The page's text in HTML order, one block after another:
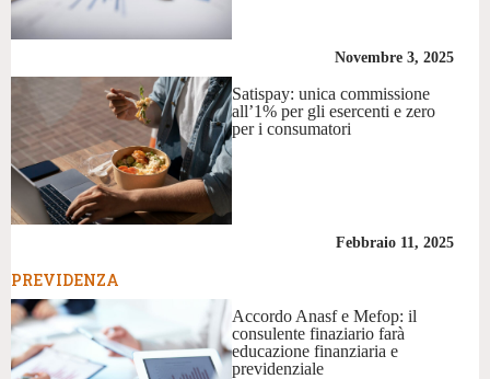
Novembre 3, 2025
Satispay: unica commissione
all’1% per gli esercenti e zero
per i consumatori
Febbraio 11, 2025
PREVIDENZA
Accordo Anasf e Mefop: il
consulente finaziario farà
educazione finanziaria e
previdenziale